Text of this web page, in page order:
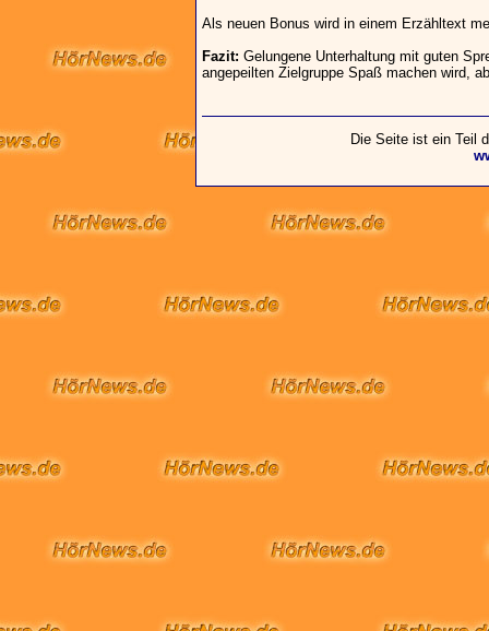
Als neuen Bonus wird in einem Erzähltext
Fazit: Gelungene Unterhaltung mit guten
angepeilten Zielgruppe Spaß machen wird,
Die Seite ist ein Teil